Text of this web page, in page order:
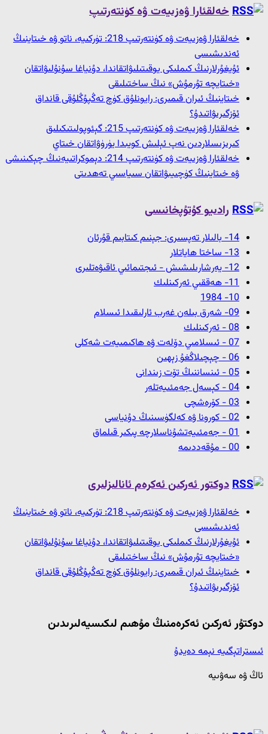
خەلقئارا ۋەزىيەت ۋە كۈنتەرتىپ
خەلقئارا ۋەزىيەت ۋە كۈنتەرتىپ 218: تۈركىيە، ناتو ۋە خىتاينىڭ
ئەندىشىسى
ئۇيغۇرلارنىڭ كىملىكى يوقىتىلىۋاتقاندا، دۇنياغا سۇنۇلىۋاتقان
«خىتايچە تۇرمۇش» نىڭ ساختىلىقى
خىتاينىڭ ئىران قىمىرى: رايونلۇق كۈچ تەڭپۇڭلۇقى قانداق
ئۆزگىرىۋاتىدۇ؟
خەلقئارا ۋەزىيەت ۋە كۈنتەرتىپ 215: گېئوپولىتىكىلىق
كىرىزىسلاردىن نەپ ئېلىش كويىدا يۈرۈۋاتقان خىتاي
خەلقئارا ۋەزىيەت ۋە كۈنتەرتىپ 214: دېموكراتىيەنىڭ چېكىنىشى
ۋە خىتاينىڭ كۈچىيىۋاتقان سىياسىي تەھدىتى
رادىيو كۇتۇپخانىسى
14- بالىلار تەپسىرى: جېنىم كىتابىم قۇرئان
13- ﺳﺎﺧﺘﺎ ﮪﺎﻳﺎﺗﻼﺭ
12- ﻳﻪﺭﺷﺎﺭﯨﻠﯩﺸﯩﺶ - ﺋﯩﺠﺘﯩﻤﺎﺋﯩﻲ ﺋﺎﻗﯩﯟﻩﺗﻠﯩﺮﻯ
11- ﮪﻪﻗﻘﯩﻲ ﺋﻪﺭﻛﯩﻨﻠﯩﻚ
10- 1984
09- شەرق بىلەن غەرب ئارلىقىدا ئىسلام
08 - ﺋﻪﺭﻛﯩﻨﻠﯩﻚ
07 - ئىسلامىي دۆلەت ۋە ھاكىمىيەت شەكلى
06 - چېچىلاڭغۇ زېھىن
05 - ئىنساننىڭ تۆت زىندانى
04 - كېسەل جەمئىيەتلەر
03 - كۆرەشچى
02 - كورونا ۋە كەلگۈسىنىڭ دۇنياسى
01 - جەمئىيەتشۇناسلارچە پىكىر قىلماق
00 - مۇقەددىمە
دوكتور ئەركىن ئەكرەم ئانالىزلىرى
خەلقئارا ۋەزىيەت ۋە كۈنتەرتىپ 218: تۈركىيە، ناتو ۋە خىتاينىڭ
ئەندىشىسى
ئۇيغۇرلارنىڭ كىملىكى يوقىتىلىۋاتقاندا، دۇنياغا سۇنۇلىۋاتقان
«خىتايچە تۇرمۇش» نىڭ ساختىلىقى
خىتاينىڭ ئىران قىمىرى: رايونلۇق كۈچ تەڭپۇڭلۇقى قانداق
ئۆزگىرىۋاتىدۇ؟
دوكتۇر ئەركىن ئەكرەمنىڭ مۇھىم لىكىسيەلىرىدىن
ئىستراتېگىيە نېمە دەيدۇ
ئاڭ ۋە سەۋىيە